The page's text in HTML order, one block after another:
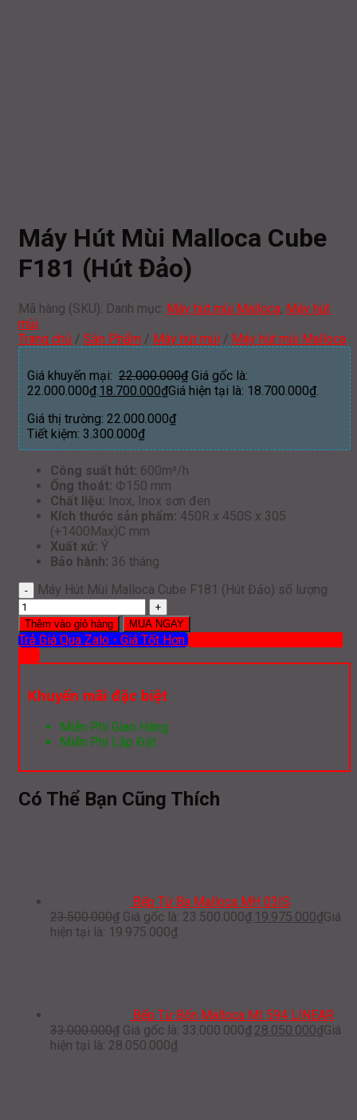
Máy Hút Mùi Malloca Cube
F181 (Hút Đảo)
Mã hàng (SKU): Danh mục: Máy hút mùi Malloca, Máy hút
mùi
Trang chủ / Sản Phẩm / Máy hút mùi / Máy hút mùi Malloca
Giá khuyến mại: 22.000.000₫ Giá gốc là:
22.000.000₫.18.700.000₫Giá hiện tại là: 18.700.000₫.
Giá thị trường: 22.000.000₫
Tiết kiệm: 3.300.000₫
Công suất hút: 600m³/h
Ống thoát: Ф150 mm
Chất liệu: Inox, Inox sơn đen
Kích thước sản phẩm: 450R x 450S x 305
(+1400Max)C mm
Xuất xứ: Ý
Bảo hành: 36 tháng
Máy Hút Mùi Malloca Cube F181 (Hút Đảo) số lượng
Thêm vào giỏ hàng MUA NGAY
Trả Giá Qua Zalo - Giá Tốt Hơn Mua hàng qua ĐT: 0919 386
012
Khuyến mãi đặc biệt
Miễn Phí Giao Hàng
Miễn Phí Lắp Đặt
Có Thể Bạn Cũng Thích
Bếp Từ Ba Malloca MH 03IS
23.500.000₫ Giá gốc là: 23.500.000₫.19.975.000₫Giá
hiện tại là: 19.975.000₫.
Bếp Từ Bốn Malloca MI 594 LINEAR
33.000.000₫ Giá gốc là: 33.000.000₫.28.050.000₫Giá
hiện tại là: 28.050.000₫.